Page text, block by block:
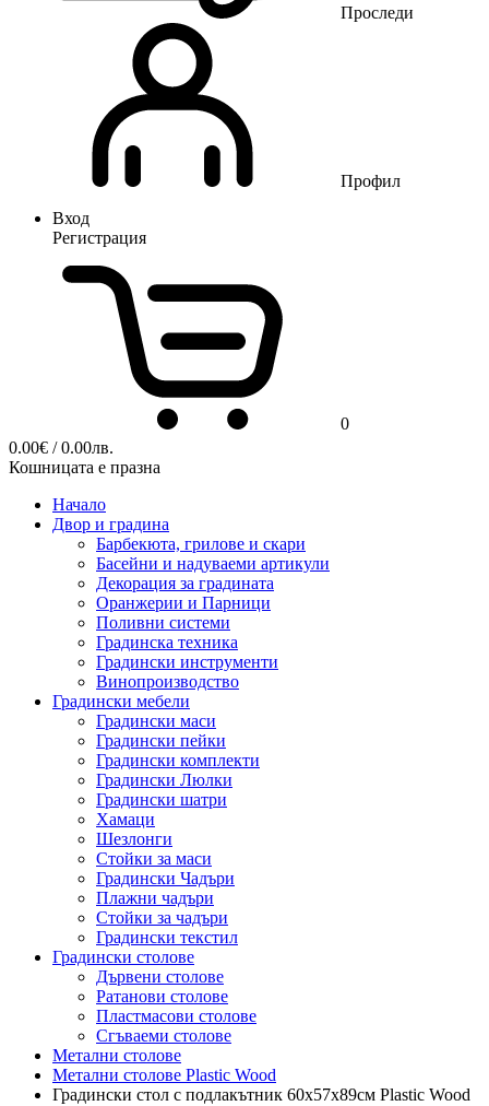
Проследи
Профил
Вход
Регистрация
0
0.00€ / 0.00лв.
Кошницата е празна
Начало
Двор и градина
Барбекюта, грилове и скари
Басейни и надуваеми артикули
Декорация за градината
Оранжерии и Парници
Поливни системи
Градинска техника
Градински инструменти
Винопроизводство
Градински мебели
Градински маси
Градински пейки
Градински комплекти
Градински Люлки
Градински шатри
Хамаци
Шезлонги
Стойки за маси
Градински Чадъри
Плажни чадъри
Стойки за чадъри
Градински текстил
Градински столове
Дървени столове
Ратанови столове
Пластмасови столове
Сгъваеми столове
Метални столове
Метални столове Plastic Wood
Градински стол с подлакътник 60x57x89см Plastic Wood